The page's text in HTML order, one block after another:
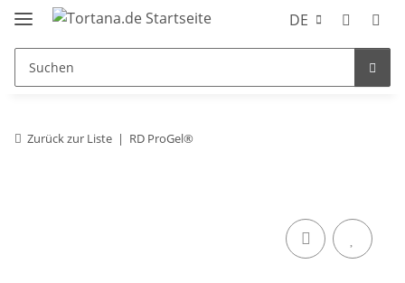
DE
Zurück zur Liste RD ProGel®